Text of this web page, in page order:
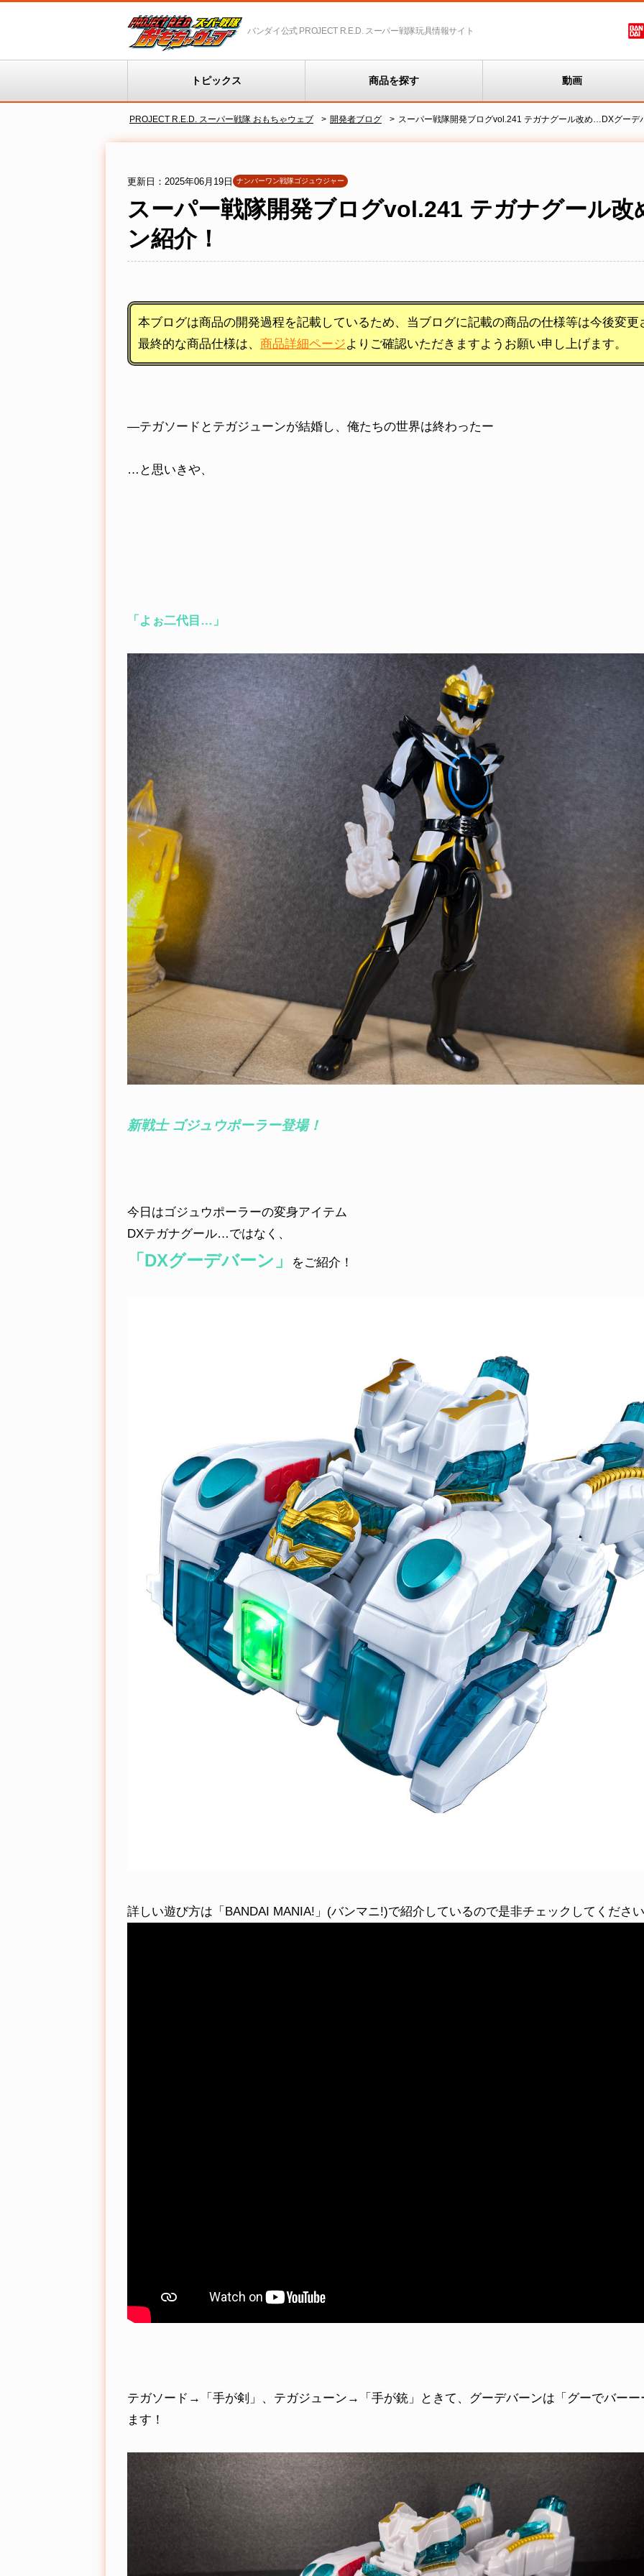
バンダイ公式 PROJECT R.E.D. スーパー戦隊玩具情報サイト
トピックス 商品を探す 動画
PROJECT R.E.D. スーパー戦隊 おもちゃウェブ 開発者ブログ スーパー戦隊開発ブログvol.241 テガナグール改め…DXグーデ
更新日：2025年06月19日 ナンバーワン戦隊ゴジュウジャー
スーパー戦隊開発ブログvol.241 テガナグール
ン紹介！
本ブログは商品の開発過程を記載しているため、当ブログに記載の商品の仕様等は今後変
最終的な商品仕様は、 商品詳細ページよりご確認いただきますようお願い申し上げます。
―テガソードとテガジューンが結婚し、俺たちの世界は終わったー
…と思いきや、
「よぉ二代目…」
新戦士 ゴジュウポーラー登場！
今日はゴジュウポーラーの変身アイテム
DXテガナグール…ではなく、
「DXグーデバーン」 をご紹介！
詳しい遊び方は「BANDAI MANIA!」(バンマニ!)で紹介しているので是非チェックしてくださ
テガソード→「手が剣」、テガジューン→「手が銃」ときて、グーデバーンは「グーでバー
ます！